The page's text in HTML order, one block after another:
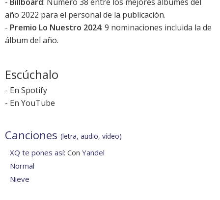
año 2022 para el personal de la publicación.
- Premio Lo Nuestro 2024: 9 nominaciones incluida la de
álbum del año.
Escúchalo
- En Spotify
- En YouTube
Canciones (letra, audio, vídeo)
XQ te pones así: Con Yandel
Normal
Nieve